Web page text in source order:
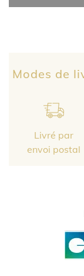
Modes de
Livré par
envoi postal